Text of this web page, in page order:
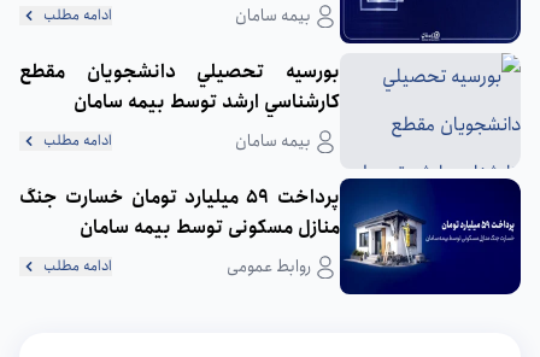
بیمه سامان ادامه مطلب
بورسيه تحصيلي دانشجويان مقطع
كارشناسي ارشد توسط بيمه سامان
بیمه سامان ادامه مطلب
پرداخت 59 میلیارد تومان خسارت جنگ
منازل مسکونی توسط بیمه سامان
روابط عمومی ادامه مطلب